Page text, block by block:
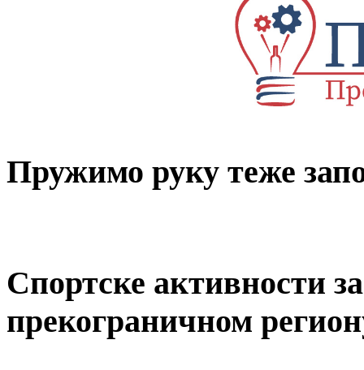
Пружимо руку теже
Спортске активности
прекограничном